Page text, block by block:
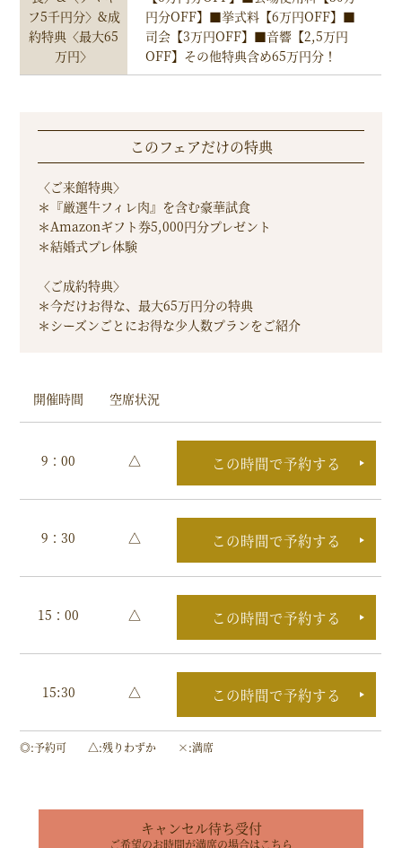
フ5千円分〉&成
約特典〈最大65
万円〉
円分OFF】■挙式料【6万円OFF】■
司会【3万円OFF】■音響【2,5万円
OFF】その他特典含め65万円分！
このフェアだけの特典
〈ご来館特典〉
＊『厳選牛フィレ肉』を含む豪華試食
＊Amazonギフト券5,000円分プレゼント
＊結婚式プレ体験
〈ご成約特典〉
＊今だけお得な、最大65万円分の特典
＊シーズンごとにお得な少人数プランをご紹介
開催時間 空席状況
9：00 △ この時間で予約する
9：30 △ この時間で予約する
15：00 △ この時間で予約する
15:30 △ この時間で予約する
◎ 予約可 △ 残りわずか × 満席
キャンセル待ち受付
ご希望のお時間が満席の場合はこちら